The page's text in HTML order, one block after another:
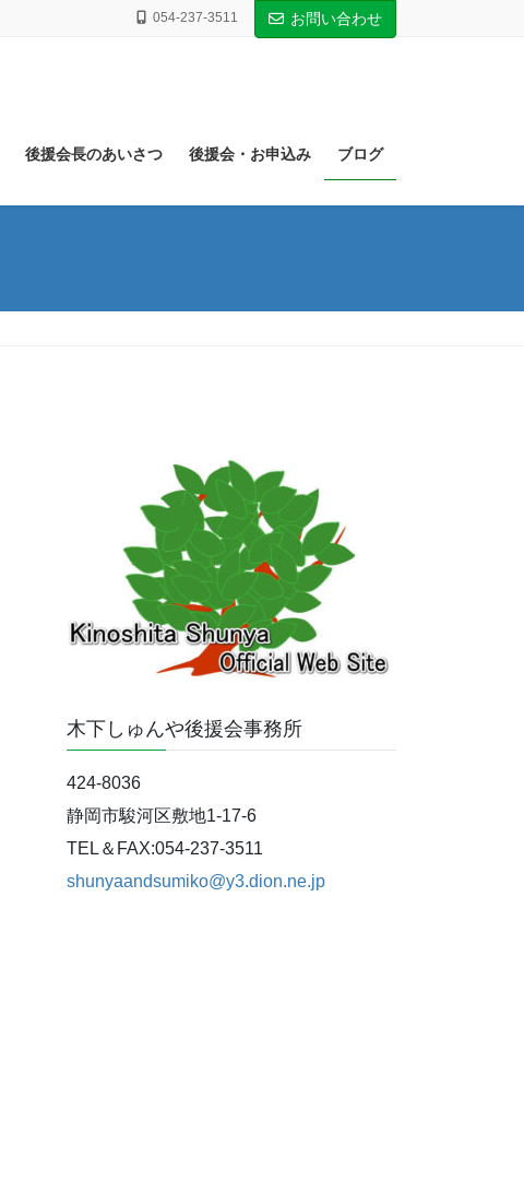
054-237-3511 お問い合わせ
後援会長のあいさつ 後援会・お申込み ブログ
木下しゅんや後援会事務所
424-8036
静岡市駿河区敷地1-17-6
TEL＆FAX:054-237-3511
shunyaandsumiko@y3.dion.ne.jp